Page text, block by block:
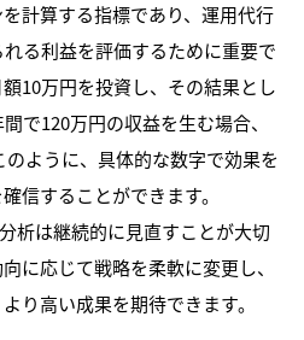
計算する指標であり、運用代行
る利益を評価するために重要で
10万円を投資し、その結果とし
で120万円の収益を生む場合、
ように、具体的な数字で効果を
信することができます。
析は継続的に見直すことが大切
に応じて戦略を柔軟に変更し、
り高い成果を期待できます。